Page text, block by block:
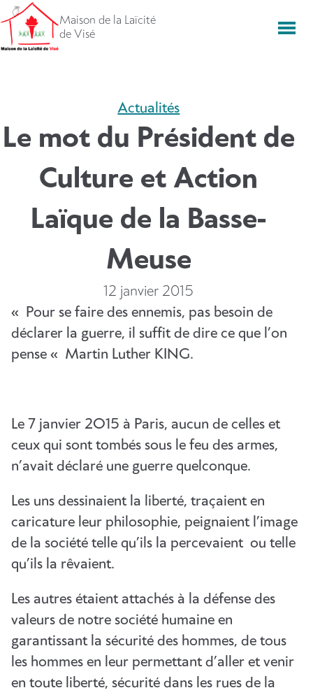
Aller
directement
vers
Maison de la Laïcité
de Visé
Actualités
Le mot du Président de
Culture et Action
Laïque de la Basse-
Meuse
12 janvier 2015
« Pour se faire des ennemis, pas besoin de
déclarer la guerre, il suffit de dire ce que l’on
pense « Martin Luther KING.
Le 7 janvier 2O15 à Paris, aucun de celles et
ceux qui sont tombés sous le feu des armes,
n’avait déclaré une guerre quelconque.
Les uns dessinaient la liberté, traçaient en
caricature leur philosophie, peignaient l’image
de la société telle qu’ils la percevaient ou telle
qu’ils la rêvaient.
Les autres étaient attachés à la défense des
valeurs de notre société humaine en
garantissant la sécurité des hommes, de tous
les hommes en leur permettant d’aller et venir
en toute liberté, sécurité dans les rues de la